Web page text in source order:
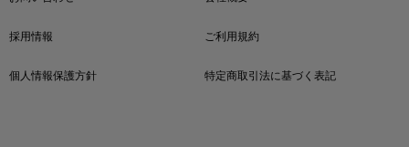
採用情報 ご利用規約
個人情報保護方針 特定商取引法に基づく表記